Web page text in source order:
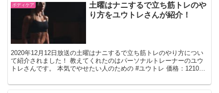
ボディケア
土曜はナニするで立ち筋トレのや
り方をユウトレさんが紹介！
2020年12月12日放送の土曜はナニするで立ち筋トレのやり方につい
て紹介されました！ 教えてくれたのはパーソナルトレーナーのユウ
トレさんです。 本気でやせたい人のための #ユウトレ 価格：1210円